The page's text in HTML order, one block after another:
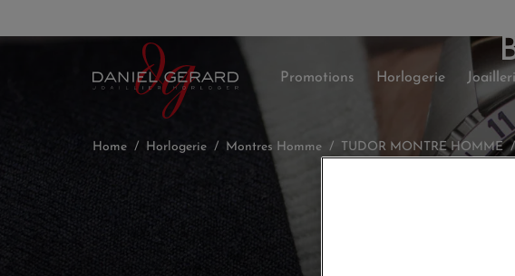
Promotions Horlogerie
Home Horlogerie Montres Homme TUDOR MONTRE HOMME